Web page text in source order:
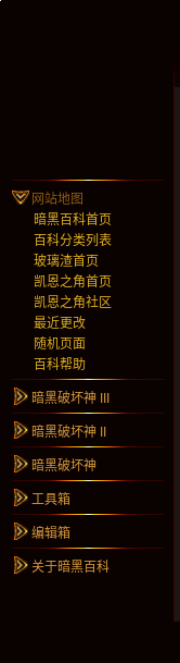
网站地图
暗黑百科首页
百科分类列表
玻璃渣首页
凯恩之角首页
凯恩之角社区
最近更改
随机页面
百科帮助
暗黑破坏神 III
暗黑破坏神 II
暗黑破坏神
工具箱
编辑箱
关于暗黑百科